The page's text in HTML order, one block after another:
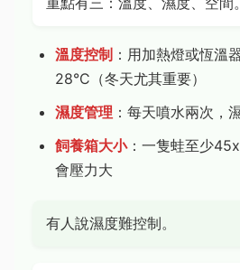
溫度控制 ：用加熱燈或恆溫
28°C（冬天尤其重要）
濕度管理 ：每天噴水兩次，
飼養箱大小：一隻蛙至少
會壓力大
有人說濕度難控制。